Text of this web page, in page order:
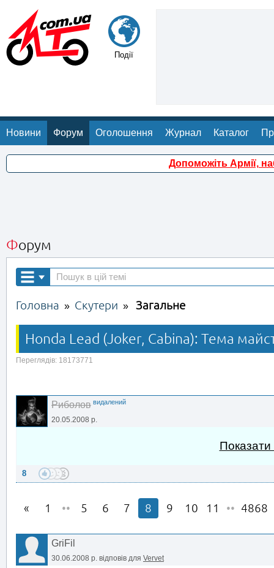
Події
Новини Форум Оголошення Журнал Каталог
Допоможіть Армії,
Форум
Головна » Скутери » Загальне
Honda Lead (Joker, Cabina): Тема
Переглядів: 18173771
Риболов видалений
20.05.2008 р.
Показати
8
1 •• 5 6 7 8 9 10 11 •• 4868
GriFil
30.06.2008 р. відповів для Vervet